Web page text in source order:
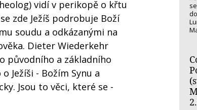
vidí v perikopě o křtu
zde Ježíš podrobuje Boží
soudu a odkázanými na
Dieter Wiederkehr
původního a základního
Ježíši - Božím Synu a
Jsou to věci, které se -